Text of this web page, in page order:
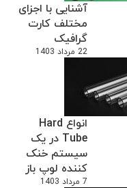
آشنایی با اجزای
مختلف کارت
گرافیک
22 مرداد 1403
انواع Hard
Tube در یک
سیستم خنک
کننده لوپ باز
7 مرداد 1403